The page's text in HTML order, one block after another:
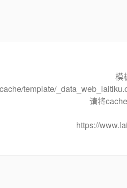
模
template/
请将
https://